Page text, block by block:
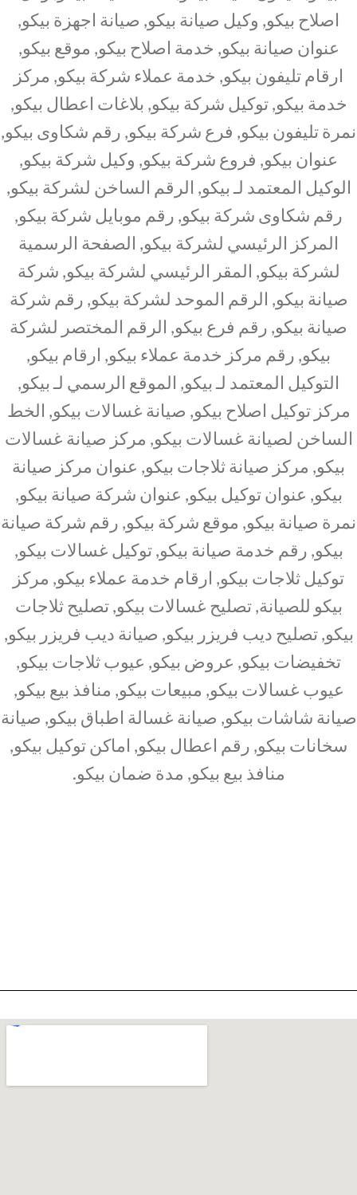
اصلاح بيكو, وكيل صيانة بيكو, صيانة اجهزة بيكو,
عنوان صيانة بيكو, خدمة اصلاح بيكو, موقع بيكو,
ارقام تليفون بيكو, خدمة عملاء شركة بيكو, مركز
خدمة بيكو, توكيل شركة بيكو, بلاغات اعطال بيكو,
نمرة تليفون بيكو, فرع شركة بيكو, رقم شكاوى بيكو,
عنوان بيكو, فروع شركة بيكو, وكيل شركة بيكو,
الوكيل المعتمد لـ بيكو, الرقم الساخن لشركة بيكو,
رقم شكاوى شركة بيكو, رقم موبايل شركة بيكو,
المركز الرئيسي لشركة بيكو, الصفحة الرسمية
لشركة بيكو, المقر الرئيسي لشركة بيكو, شركة
صيانة بيكو, الرقم الموحد لشركة بيكو, رقم شركة
صيانة بيكو, رقم فرع بيكو, الرقم المختصر لشركة
بيكو, رقم مركز خدمة عملاء بيكو, ارقام بيكو,
التوكيل المعتمد لـ بيكو, الموقع الرسمي لـ بيكو,
مركز توكيل اصلاح بيكو, صيانة غسالات بيكو, الخط
الساخن لصيانة غسالات بيكو, مركز صيانة غسالات
بيكو, مركز صيانة ثلاجات بيكو, عنوان مركز صيانة
بيكو, عنوان توكيل بيكو, عنوان شركة صيانة بيكو,
نمرة صيانة بيكو, موقع شركة بيكو, رقم شركة صيانة
بيكو, رقم خدمة صيانة بيكو, توكيل غسالات بيكو,
توكيل ثلاجات بيكو, ارقام خدمة عملاء بيكو, مركز
بيكو للصيانة, تصليح غسالات بيكو, تصليح ثلاجات
بيكو, تصليح ديب فريزر بيكو, صيانة ديب فريزر بيكو,
تخفيضات بيكو, عروض بيكو, عيوب ثلاجات بيكو,
عيوب غسالات بيكو, مبيعات بيكو, منافذ بيع بيكو,
صيانة شاشات بيكو, صيانة غسالة اطباق بيكو, صيانة
سخانات بيكو, رقم اعطال بيكو, اماكن توكيل بيكو,
منافذ بيع بيكو, مدة ضمان بيكو.